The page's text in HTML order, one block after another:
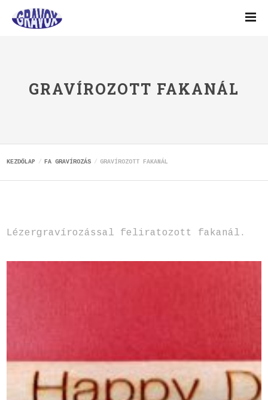
GRAVÍROZOTT FAKANÁL
KEZDŐLAP FA GRAVÍROZÁS GRAVÍROZOTT FAKANÁL
Lézergravírozással feliratozott fakanál.